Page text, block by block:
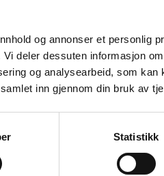
og annonser et personlig
deler dessuten informasjon
og analysearbeid, som
inn gjennom din bruk av
Statistikk
FIGUR GRESSKAR Ø 11,5
CM